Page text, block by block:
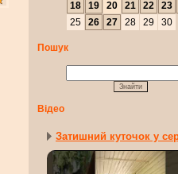
18
19 20 21 22 23
25
26 27 28 29 30
Пошук
Відео
Затишний куточок у